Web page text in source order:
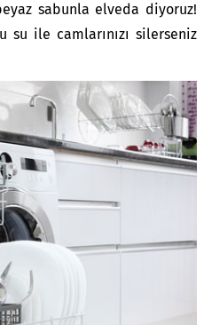
sabunla elveda diyoruz!
su ile camlarınızı silerseniz